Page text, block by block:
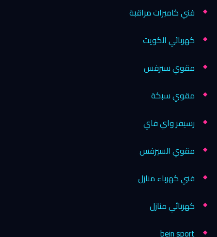
فني كاميرات مراقبة
كهربائي الكويت
مقوي سيرفس
مقوي سبكة
رسيفر واي فاي
مقوي السيرفس
فني كهرباء منازل
كهربائي منازل
bein sport